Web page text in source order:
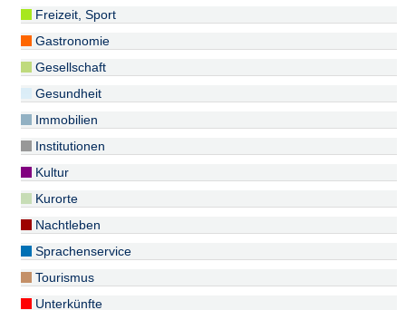
Freizeit, Sport
Gastronomie
Gesellschaft
Gesundheit
Immobilien
Institutionen
Kultur
Kurorte
Nachtleben
Sprachenservice
Tourismus
Unterkünfte